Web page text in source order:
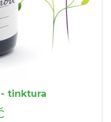
tinktura